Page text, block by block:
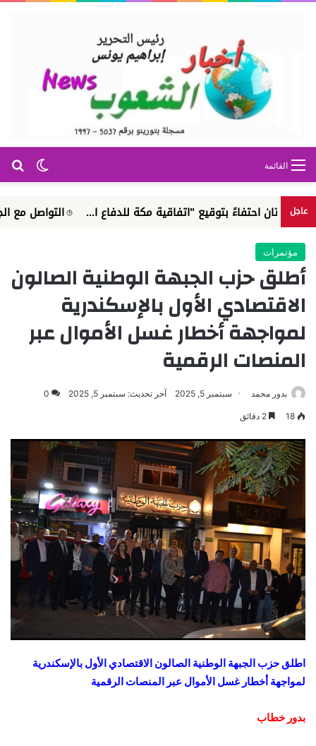
الوضع القائمة
عاجلبتوقيع "اتفاقية مكة للدفاع ا... التواصل مع الجهاز
مؤتمرات
أطلق حزب الجبهة الوطنية الصالون
الاقتصادي الأول بالإسكندرية
لمواجهة أخطار غسل الأموال عبر
المنصات الرقمية
بدور محمد سبتمبر 5, 2025 آخر تحديث: سبتمبر 5, 2025 0
18
اطلق حزب الجبهة الوطنية الصالون الاقتصادي الأول بالإسكندرية
لمواجهة أخطار غسل الأموال عبر المنصات الرقمية
بدور خطاب